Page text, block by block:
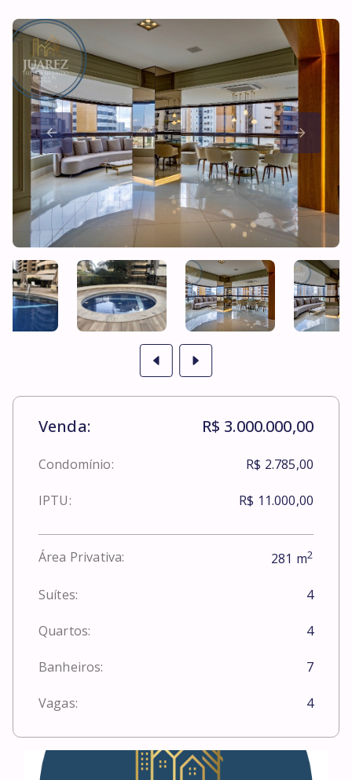
Venda: R$ 3.000.000,00
Condomínio: R$ 2.785,00
IPTU: R$ 11.000,00
Área Privativa: 281 m2
Suítes: 4
Quartos: 4
Banheiros: 7
Vagas: 4